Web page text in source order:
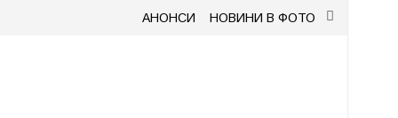
АНОНСИ НОВИНИ В ФОТО